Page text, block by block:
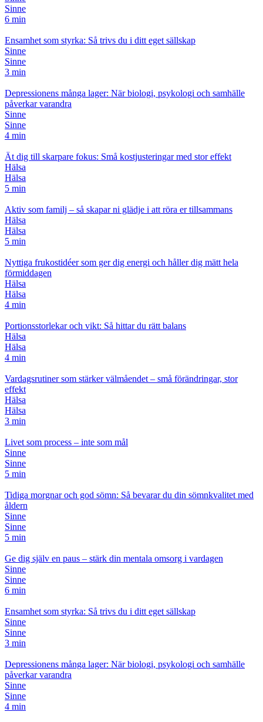
Sinne
6 min
Ensamhet som styrka: Så trivs du i ditt eget sällskap
Sinne
Sinne
3 min
Depressionens många lager: När biologi, psykologi och samhälle
påverkar varandra
Sinne
Sinne
4 min
Ät dig till skarpare fokus: Små kostjusteringar med stor effekt
Hälsa
Hälsa
5 min
Aktiv som familj – så skapar ni glädje i att röra er tillsammans
Hälsa
Hälsa
5 min
Nyttiga frukostidéer som ger dig energi och håller dig mätt hela
förmiddagen
Hälsa
Hälsa
4 min
Portionsstorlekar och vikt: Så hittar du rätt balans
Hälsa
Hälsa
4 min
Vardagsrutiner som stärker välmåendet – små förändringar, stor
effekt
Hälsa
Hälsa
3 min
Livet som process – inte som mål
Sinne
Sinne
5 min
Tidiga morgnar och god sömn: Så bevarar du din sömnkvalitet med
åldern
Sinne
Sinne
5 min
Ge dig själv en paus – stärk din mentala omsorg i vardagen
Sinne
Sinne
6 min
Ensamhet som styrka: Så trivs du i ditt eget sällskap
Sinne
Sinne
3 min
Depressionens många lager: När biologi, psykologi och samhälle
påverkar varandra
Sinne
Sinne
4 min